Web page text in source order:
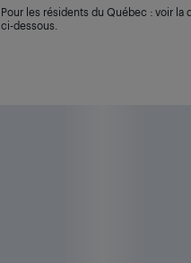
Pour les résidents du Québec : voir
ci-dessous.